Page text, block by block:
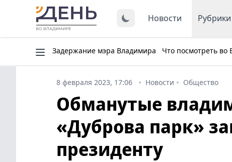
Новости Рубрики
Задержание мэра Владимира Что посмотреть во
8 февраля 2023, 17:06 Новости Общество
Обманутые
«Дуброва парк»
президенту